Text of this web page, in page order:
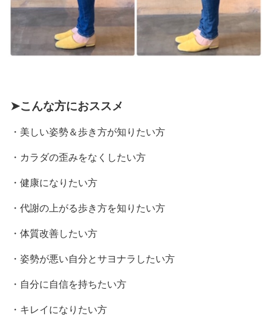
➤こんな方におススメ
・美しい姿勢＆歩き方が知りたい方
・カラダの歪みをなくしたい方
・健康になりたい方
・代謝の上がる歩き方を知りたい方
・体質改善したい方
・姿勢が悪い自分とサヨナラしたい方
・自分に自信を持ちたい方
・キレイになりたい方